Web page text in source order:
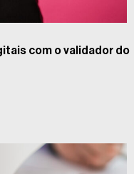
com o validador do